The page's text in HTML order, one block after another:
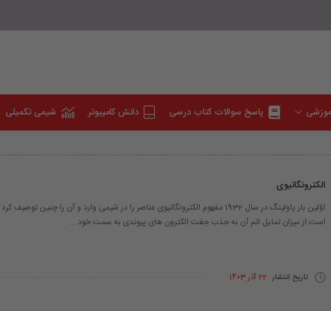
پاسخ سوالات کتاب درسی دانش کامپیوتر شیمی تکمیلی
الکترونگاتیوی
اوّلین بار پاولینگ در سال 1932 مفهوم الکترونگاتیوی عناصر را در شیمی وارد و آن را
است از میزان تمایل اتم آن به جذب جفت الکترون های پیوندی به سمت خود ...
تاریخ انتشار 22 آذر 1403